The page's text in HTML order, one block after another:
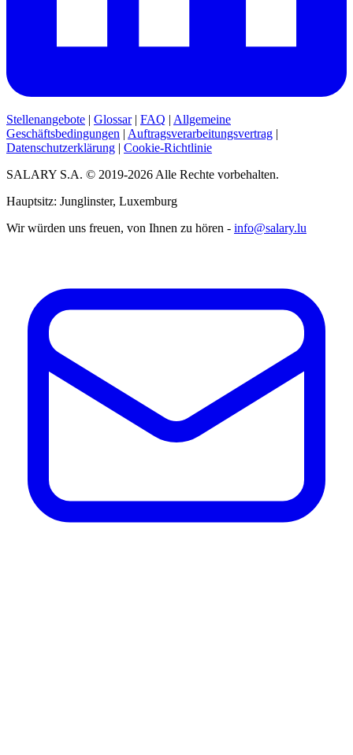
Stellenangebote | Glossar| FAQ | Allgemeine
Geschäftsbedingungen | Auftragsverarbeitungsvertrag |
Datenschutzerklärung | Cookie-Richtlinie
SALARY S.A. © 2019-2026 Alle Rechte vorbehalten.
Hauptsitz: Junglinster, Luxemburg
Wir würden uns freuen, von Ihnen zu hören - info@salary.lu